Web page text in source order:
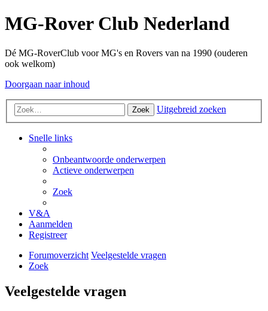
MG-Rover Club Nederland
Dé MG-RoverClub voor MG's en Rovers van na 1990 (ouderen
ook welkom)
Doorgaan naar inhoud
Zoek Uitgebreid zoeken
Snelle links
Onbeantwoorde onderwerpen
Actieve onderwerpen
Zoek
V&A
Aanmelden
Registreer
Forumoverzicht Veelgestelde vragen
Zoek
Veelgestelde vragen